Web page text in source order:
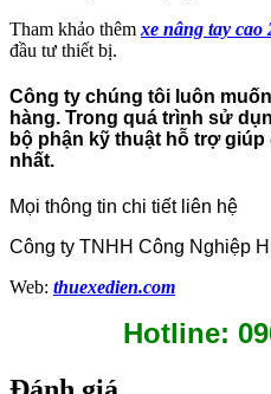
Tham khảo thêm xe nâng tay cao
đầu tư thiết bị.
Công ty chúng tôi luôn
hàng. Trong quá trình sử
bộ phận kỹ thuật hỗ trợ
nhất.
Mọi thông tin chi tiết liên hệ
Công ty TNHH Công Nghiệp
Web: thuexedien.com
Hotline: